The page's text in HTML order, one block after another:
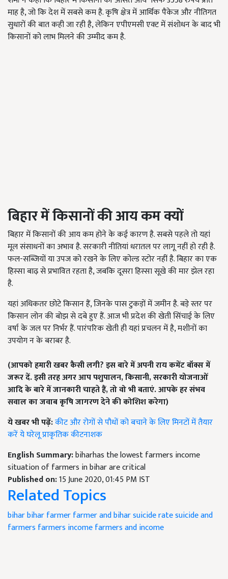
माह है, जो कि देश में सबसे कम है. कृषि क्षेत्र में आर्थिक पैकेज और नीतिगत
सुधारों की बात कही जा रही है, लेकिन एपीएमसी एक्ट में संशोधन के बाद भी
किसानों को लाभ मिलने की उम्मीद कम है.
बिहार में किसानों की आय कम क्यों
बिहार में किसानों की आय कम होने के कई कारण है. सबसे पहले तो यहां
मूल संसाधनों का अभाव है. सरकारी नीतियां धरातल पर लागू नहीं हो रही है.
फल-सब्जियों या उपज को रखने के लिए कोल्ड स्टोर नहीं है. बिहार का एक
हिस्सा बाढ़ से प्रभावित रहता है, जबकि दूसरा हिस्सा सूखे की मार झेल रहा
है.
यहां अधिकतर छोटे किसान हैं, जिनके पास टुकड़ों में जमीन है. बड़े स्तर पर
किसान लोन की बोझ से दबे हुए हैं. आज भी प्रदेश की खेती सिंचाई के लिए
वर्षा के जल पर निर्भर हैं. पारंपरिक खेती ही यहां प्रचलन में है, मशीनों का
उपयोग न के बराबर है.
(आपको हमारी खबर कैसी लगी?इस बारे में अपनी राय कमेंट बॉक्स में
जरूर दें. इसी तरह अगर आप पशुपालन,किसानी,सरकारी योजनाओं
आदि के बारे में जानकारी चाहते हैं,तो वो भी बताएं. आपके हर संभव
सवाल का जवाब कृषि जागरण देने की कोशिश करेगा)
ये खबर भी पढ़ें:कीट और रोगों से पौधों को बचाने के लिए मिनटों में तैयार
करें ये घरेलू प्राकृतिक कीटनाशक
English Summary:biharhas the lowest farmers income
situation of farmers in bihar are critical
Published on:15 June 2020, 01:45 PM IST
Related Topics
biharbihar farmerfarmer and biharsuicide ratesuicide and
farmers farmers incomefarmers and income